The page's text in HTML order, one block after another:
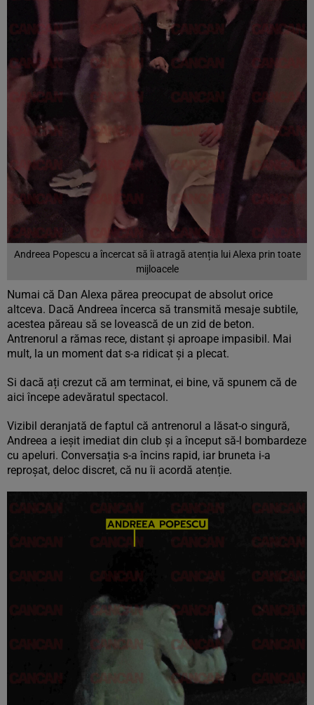
Andreea Popescu a încercat să îi atragă atenția lui Alexa prin toate
mijloacele
Numai că Dan Alexa părea preocupat de absolut orice
altceva. Dacă Andreea încerca să transmită mesaje subtile,
acestea păreau să se lovească de un zid de beton.
Antrenorul a rămas rece, distant și aproape impasibil. Mai
mult, la un moment dat s-a ridicat și a plecat.
Si dacă ați crezut că am terminat, ei bine, vă spunem că de
aici începe adevăratul spectacol.
Vizibil deranjată de faptul că antrenorul a lăsat-o singură,
Andreea a ieșit imediat din club și a început să-l bombardeze
cu apeluri. Conversația s-a încins rapid, iar bruneta i-a
reproșat, deloc discret, că nu îi acordă atenție.